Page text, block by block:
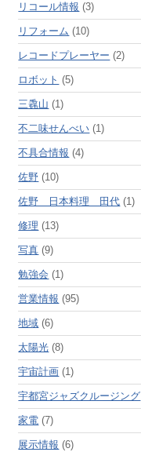
リコール情報 (3)
リフォーム (10)
レコードプレーヤー (2)
ロボット (5)
三毳山 (1)
不二味せんべい (1)
不具合情報 (4)
佐野 (10)
佐野 日本料理 田代 (1)
修理 (13)
写真 (9)
勉強会 (1)
営業情報 (95)
地域 (6)
太陽光 (8)
宇宙計画 (1)
宇都宮ジャズクルージング
家電 (7)
展示情報 (6)